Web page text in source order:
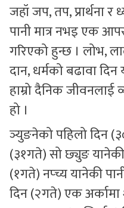
जहॉ जप, तप, प्रार्थना
पानी मात्र नभइ एक
गरिएको हुन्छ । लोभ,
दान, धर्मको बढावा दिन
हाम्रो दैनिक जीवनलाई
हो ।
ञ्युङनेको पहिलो दिन
(३१गते) सो छ्युङ
(१गते) नप्च्य यानेकी
दिन (२गते) एक